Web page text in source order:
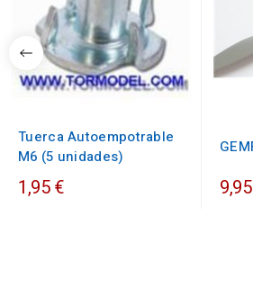
Tuerca Autoempotrable
M6 (5 unidades)
1,95 €